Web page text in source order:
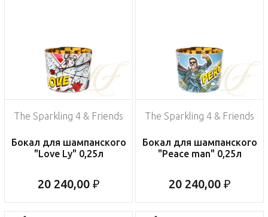
The Sparkling 4 & Friends
Бокал для шампанского
"Love Ly" 0,25л
20 240,00 ₽
The Sparkling 4 & Friends
Бокал для шампанского
"Peace man" 0,25л
20 240,00 ₽